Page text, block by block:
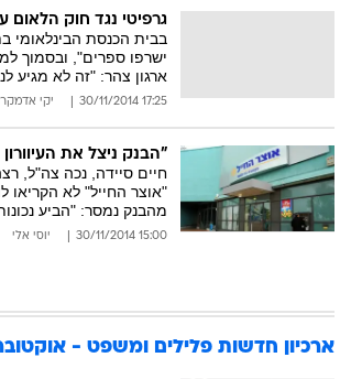
גרפיטי נגד חוק
בבית הכנסת הבינלאומי
ישרפו ספרים", ובסמוך
ארגון צהר: "זה לא מגיע
17:25 30/11/2014 יקי אדמקר
"הבנק ניצל את העיוורון שלי -
חיים סיידה, נכה צה"ל,
"אוצר החייל" לא
מהבנק נמסר: "הביע
15:00 30/11/2014 יוסי אלי
ארכיון חדשות פלילים ומשפט - אוקטובר